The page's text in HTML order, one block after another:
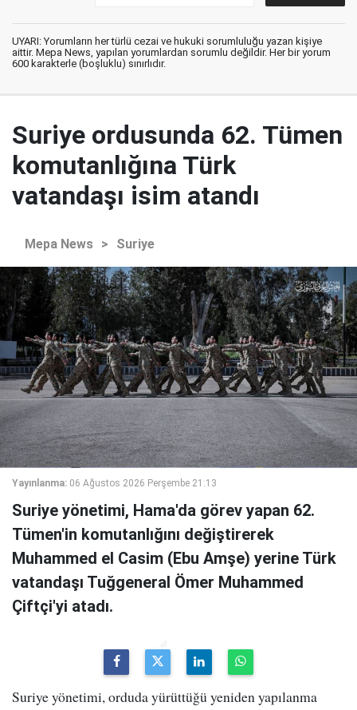
UYARI: Yorumların her türlü cezai ve hukuki sorumluluğu yazan kişiye
aittir. Mepa News, yapılan yorumlardan sorumlu değildir. Her bir yorum
600 karakterle (boşluklu) sınırlıdır.
Suriye ordusunda 62. Tümen
komutanlığına Türk
vatandaşı isim atandı
Mepa News > Suriye
Yayınlanma: 06 Ağustos 2026 Perşembe 21:13
Suriye yönetimi, Hama'da görev yapan 62.
Tümen'in komutanlığını değiştirerek
Muhammed el Casim (Ebu Amşe) yerine Türk
vatandaşı Tuğgeneral Ömer Muhammed
Çiftçi'yi atadı.
Suriye yönetimi, orduda yürüttüğü yeniden yapılanma